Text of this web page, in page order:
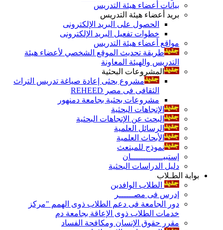
بيانات أعضاء هيئة التدريس
بريد أعضاء هيئة التدريس
الحصول على البريد الإلكترونى
خطوات تفعيل البريد الإلكترونى
مواقع أعضاء هيئة التدريس
طريقة تحديث الموقع الشخصي لأعضاء هيئة
التدريس والهيئة المعاونة
المشروعات البحثية
مشروع بحثى إعادة صياغة تدريس التراث
الثقافى فى مصر REHEED
مشروعات بحثية بجامعة دمنهور
الإتجاهات البحثية
البحث عن الإتجاهات البحثية
الرسائل العلمية
الأبحاث العلمية
نموذج للمبتعث
إستبيـــــــــــــان
دليل الدراسات البحثية
بوابة الطـلاب
الطلاب الوافدين
إدرس فى مصــــــر
دور الجامعة فى دعم الطلاب ذوى الهمم "مركز
خدمات الطلاب ذوى الإعاقة بجامعة دم
مقرر حقوق الإنسان ومكافحة الفساد